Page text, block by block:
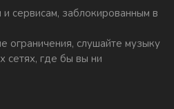
сервисам, заблокированным в
ограничения, слушайте музыку
сетях, где бы вы ни